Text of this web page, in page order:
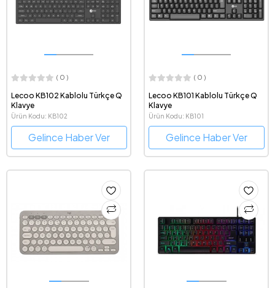
( 0 )
Lecoo KB102 Kablolu Türkçe Q
Klavye
Ürün Kodu: KB102
Gelince Haber Ver
( 0 )
Lecoo KB101 Kablolu Türkçe Q
Klavye
Ürün Kodu: KB101
Gelince Haber Ver